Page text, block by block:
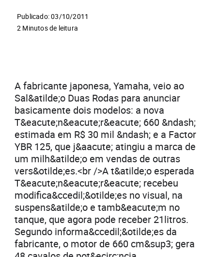
Publicado: 03/10/2011
2 Minutos de leitura
A fabricante japonesa, Yamaha, veio ao
Sal&atilde;o Duas Rodas para anunciar
basicamente dois modelos: a nova
T&eacute;n&eacute;r&eacute; 660 &ndash;
estimada em R$ 30 mil &ndash; e a Factor
YBR 125, que j&aacute; atingiu a marca de
um milh&atilde;o em vendas de outras
vers&otilde;es.<br />A t&atilde;o esperada
T&eacute;n&eacute;r&eacute; recebeu
modifica&ccedil;&otilde;es no visual, na
suspens&atilde;o e tamb&eacute;m no
tanque, que agora pode receber 21litros.
Segundo informa&ccedil;&otilde;es da
fabricante, o motor de 660 cm&sup3; gera